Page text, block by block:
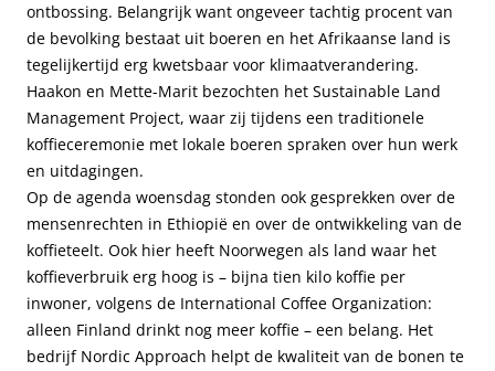
ontbossing. Belangrijk want ongeveer tachtig procent van
de bevolking bestaat uit boeren en het Afrikaanse land is
tegelijkertijd erg kwetsbaar voor klimaatverandering.
Haakon en Mette-Marit bezochten het Sustainable Land
Management Project, waar zij tijdens een traditionele
koffieceremonie met lokale boeren spraken over hun werk
en uitdagingen.
Op de agenda woensdag stonden ook gesprekken over de
mensenrechten in Ethiopië en over de ontwikkeling van de
koffieteelt. Ook hier heeft Noorwegen als land waar het
koffieverbruik erg hoog is – bijna tien kilo koffie per
inwoner, volgens de International Coffee Organization:
alleen Finland drinkt nog meer koffie – een belang. Het
bedrijf Nordic Approach helpt de kwaliteit van de bonen te